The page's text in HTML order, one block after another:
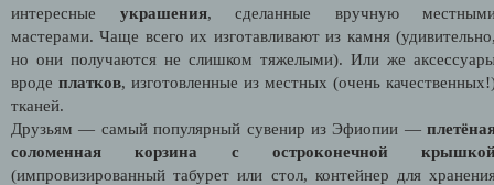
интересные украшения, сделанные вручную
мастерами. Чаще всего их изготавливают из камня
но они получаются не слишком тяжелыми). Или же
вроде платков, изготовленные из местных (очень
тканей.
Друзьям — самый популярный сувенир из Эфиопии —
соломенная корзина с остроконечной
(импровизированный табурет или стол, контейнер для